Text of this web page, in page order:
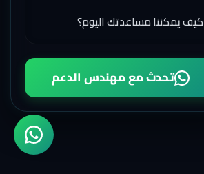
كيف يمكننا مساعدتك اليوم؟
تحدث مع مهندس الدعم